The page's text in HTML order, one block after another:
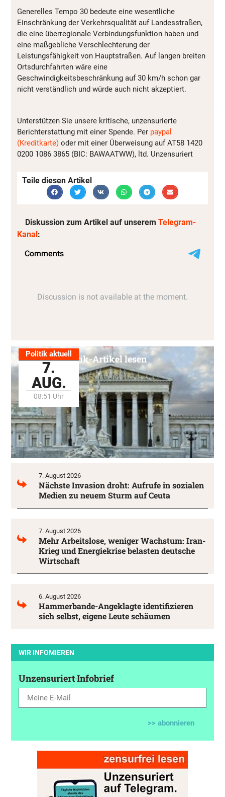
Generelles Tempo 30 bedeute eine wesentliche
Einschränkung der Verkehrsqualität auf Landesstraßen,
die eine überregionale Verbindungsfunktion haben und
eine maßgebliche Verschlechterung der
Leistungsfähigkeit von Hauptstraßen. Auf langen breiten
Ortsdurchfahrten wäre eine
Geschwindigkeitsbeschränkung auf 30 km/h schon gar
nicht verständlich und würde auch nicht akzeptiert.
Unterstützen Sie unsere kritische, unzensurierte
Berichterstattung mit einer Spende. Per paypal
(Kreditkarte) oder mit einer Überweisung auf AT58 1420
0200 1086 3865 (BIC: BAWAATWW), ltd. Unzensuriert
Teile diesen Artikel
Diskussion zum Artikel auf unserem Telegram-
Kanal :
Politik aktuell
7.
AUG.
08:51 Uhr
Alle Politik-Artikel lesen
7. August 2026
Nächste Invasion droht: Aufrufe in sozialen
Medien zu neuem Sturm auf Ceuta
7. August 2026
Mehr Arbeitslose, weniger Wachstum: Iran-
Krieg und Energiekrise belasten deutsche
Wirtschaft
6. August 2026
Hammerbande-Angeklagte identifizieren
sich selbst, eigene Leute schäumen
WIR INFOMIEREN
Unzensuriert Infobrief
>> abonnieren